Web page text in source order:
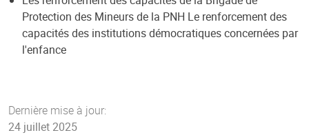
Protection des Mineurs de la PNH Le renforcement des
capacités des institutions démocratiques concernées par
l'enfance
Dernière mise à jour:
24 juillet 2025